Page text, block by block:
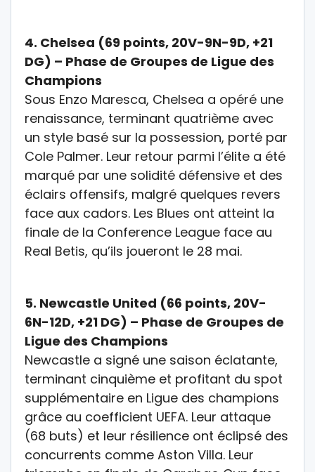
4. Chelsea (69 points, 20V-9N-9D, +21
DG) – Phase de Groupes de Ligue des
Champions
Sous Enzo Maresca, Chelsea a opéré une
renaissance, terminant quatrième avec
un style basé sur la possession, porté par
Cole Palmer. Leur retour parmi l’élite a été
marqué par une solidité défensive et des
éclairs offensifs, malgré quelques revers
face aux cadors. Les Blues ont atteint la
finale de la Conference League face au
Real Betis, qu’ils joueront le 28 mai.
5. Newcastle United (66 points, 20V-
6N-12D, +21 DG) – Phase de Groupes de
Ligue des Champions
Newcastle a signé une saison éclatante,
terminant cinquième et profitant du spot
supplémentaire en Ligue des champions
grâce au coefficient UEFA. Leur attaque
(68 buts) et leur résilience ont éclipsé des
concurrents comme Aston Villa. Leur